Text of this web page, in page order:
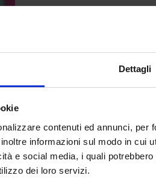
Dettagli
contenuti ed annunci, per
informazioni sul modo in cui
e social media, i quali
dei loro servizi.